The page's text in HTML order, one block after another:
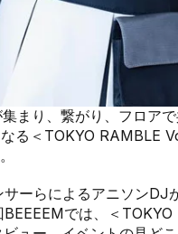
まり、繋がり、フロア
る＜TOKYO RAMBLE
ーらによるアニソンDJ
では、＜